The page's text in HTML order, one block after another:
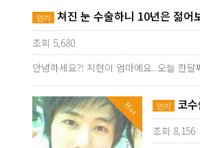
인기 쳐진 눈 수술하니 10년은 젊어
조회 5,680
안녕하세요?! 지현이 엄마에요..오늘 한
Hot 인기 코
조회 8,156